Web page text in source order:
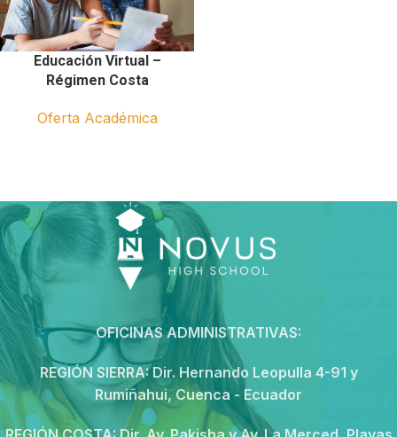
Educación Virtual –
Régimen Costa
Oferta Académica
OFICINAS ADMINISTRATIVAS:
REGIÓN SIERRA:Dir. Hernando Leopulla 4-91 y
Rumiñahui, Cuenca - Ecuador